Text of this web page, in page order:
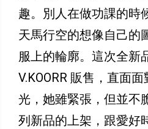
趣。別人在做功課的時
天馬行空的想像自己的
服上的輪廓。這次全新
V.KOORR 販售，直面
光，她雖緊張，但並不
列新品的上架，跟愛好